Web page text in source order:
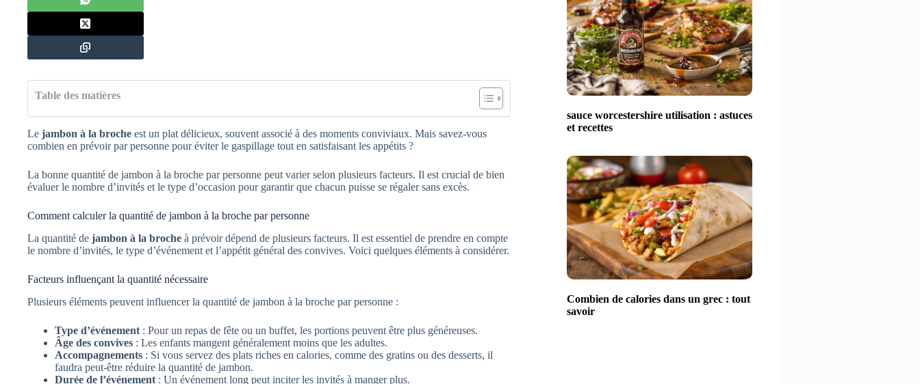
Table des matières
Le jambon à la broche est un plat délicieux, souvent associé à des moments conviviaux. Mais savez-vous
combien en prévoir par personne pour éviter le gaspillage tout en satisfaisant les appétits ?
La bonne quantité de jambon à la broche par personne peut varier selon plusieurs facteurs. Il est crucial de bien
évaluer le nombre d’invités et le type d’occasion pour garantir que chacun puisse se régaler sans excès.
Comment calculer la quantité de jambon à la broche par personne
La quantité de jambon à la broche à prévoir dépend de plusieurs facteurs. Il est essentiel de prendre en compte
le nombre d’invités, le type d’événement et l’appétit général des convives. Voici quelques éléments à considérer.
Facteurs influençant la quantité nécessaire
Plusieurs éléments peuvent influencer la quantité de jambon à la broche par personne :
Type d’événement : Pour un repas de fête ou un buffet, les portions peuvent être plus généreuses.
Âge des convives : Les enfants mangent généralement moins que les adultes.
Accompagnements : Si vous servez des plats riches en calories, comme des gratins ou des desserts, il
faudra peut-être réduire la quantité de jambon.
Durée de l’événement : Un événement long peut inciter les invités à manger plus.
sauce worcestershire utilisation : astuces
et recettes
Combien de calories dans un grec : tout
savoir